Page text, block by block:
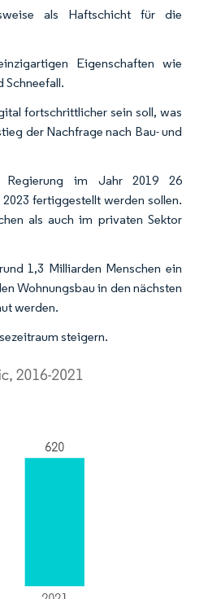
als Haftschicht für die
Eigenschaften wie
Schneefall.
fortschrittlicher sein soll, was
der Nachfrage nach Bau- und
Regierung im Jahr 2019 26
fertiggestellt werden sollen.
als auch im privaten Sektor
1,3 Milliarden Menschen ein
Wohnungsbau in den nächsten
werden.
steigern.